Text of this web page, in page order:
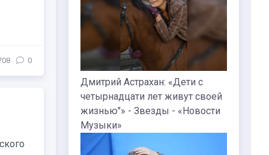
0
Дмитрий Астрахан: «Дети с
четырнадцати лет живут своей
жизнью"» - Звезды - «Новости
Музыки»